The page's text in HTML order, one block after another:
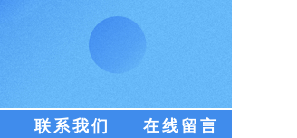
联系我们 在线留言